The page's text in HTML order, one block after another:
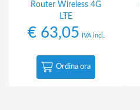
Router Wireless 4G
LTE
€63,05 IVA incl.
Ordina ora